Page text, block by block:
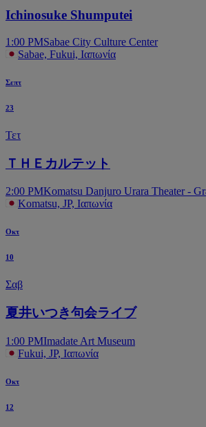
Ichinosuke Shumputei
1:00 PMSabae City Culture Center
Sabae, Fukui, Ιαπωνία
Σεπτ
23
Τετ
ＴＨＥカルテット
2:00 PMKomatsu Danjuro Urara Theater -
Komatsu, JP, Ιαπωνία
Οκτ
10
Σαβ
夏井いつき句会ライブ
1:00 PMImadate Art Museum
Fukui, JP, Ιαπωνία
Οκτ
12